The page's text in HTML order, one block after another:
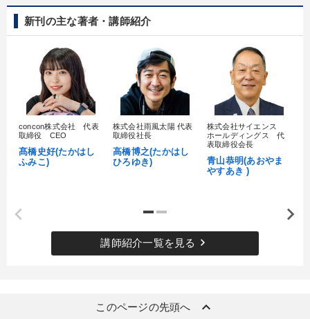
新刊の主な著者・講師紹介
concon株式会社 代表
取締役 CEO
髙橋史好(たかはし
ふみこ)
株式会社雨風太陽 代表
取締役社長
高橋博之(たかはし
ひろゆき)
株式会社サイエンス
ホールディングス 代
表取締役会長
青山恭明(あおやま
やすあき )
講師紹介一覧を見る keyboard_arrow_right
このページの先頭へ keyboard_arrow_up